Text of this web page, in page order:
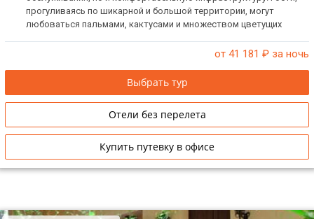
прогуливаясь по шикарной и большой территории, могут
любоваться пальмами, кактусами и множеством цветущих
ухоженный парк отеля. Отель идеально подойдет для отдыха
от 41 181 ₽ за ночь
Выбрать тур
Отели без перелета
Купить путевку в офисе